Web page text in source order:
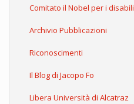
Comitato il Nobel per i disabili
Archivio Pubblicazioni
Riconoscimenti
Il Blog di Jacopo Fo
Libera Università di Alcatraz